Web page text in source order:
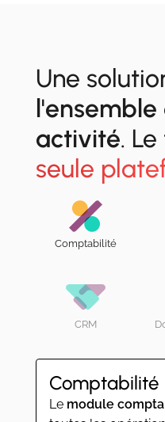
Une
activité.
seule
Comptabilité
CRM
Comptabilité
Le module